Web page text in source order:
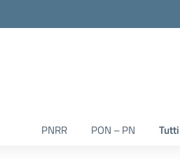
PNRR PON – PN